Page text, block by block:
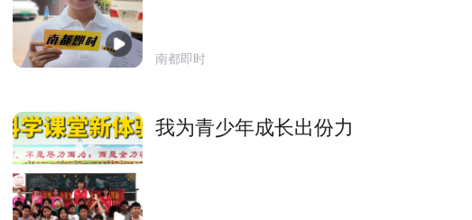
南都即时
我为青少年成长出份力